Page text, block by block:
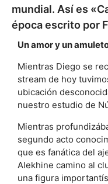
mundial. Así es
época escrito por
Un amor y un
Mientras Diego se
stream de hoy
ubicación
nuestro estudio de
Mientras
segundo acto
que es fanática del
Alekhine camino al
una figura